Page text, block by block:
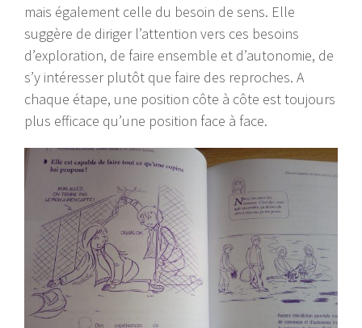
mais également celle du besoin de sens. Elle
suggère de diriger l’attention vers ces besoins
d’exploration, de faire ensemble et d’autonomie, de
s’y intéresser plutôt que faire des reproches. A
chaque étape, une position côte à côte est toujours
plus efficace qu’une position face à face.